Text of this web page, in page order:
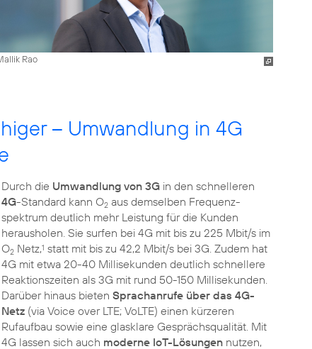
Rao
– Umwandlung in 4G
Durch die Umwandlung von 3G in den schnelleren
4G-Standard kann O2aus demselben Frequenz­
spektrum deutlich mehr Leistung für die Kunden
herausholen. Sie surfen bei 4G mit bis zu 225 Mbit/s im
O2Netz,1 statt mit bis zu 42,2 Mbit/s bei 3G. Zudem hat
4G mit etwa 20-40 Millisekunden deutlich schnellere
Reaktionszeiten als 3G mit rund 50-150 Millisekunden.
Darüber hinaus bieten Sprachanrufe über das 4G-
Netz(via Voice over LTE; VoLTE) einen kürzeren
Rufaufbau sowie eine glasklare Gesprächsqualität. Mit
4G lassen sich auch moderne IoT-Lösungennutzen,